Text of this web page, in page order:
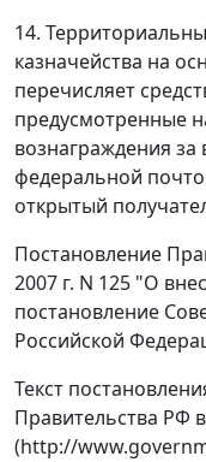
14.
казначейства на
перечисляет
предусмотренные
вознаграждения за
федеральной
открытый
Постановление
2007 г. N 125 "О
постановление
Российской
Текст
Правительства РФ
(http://